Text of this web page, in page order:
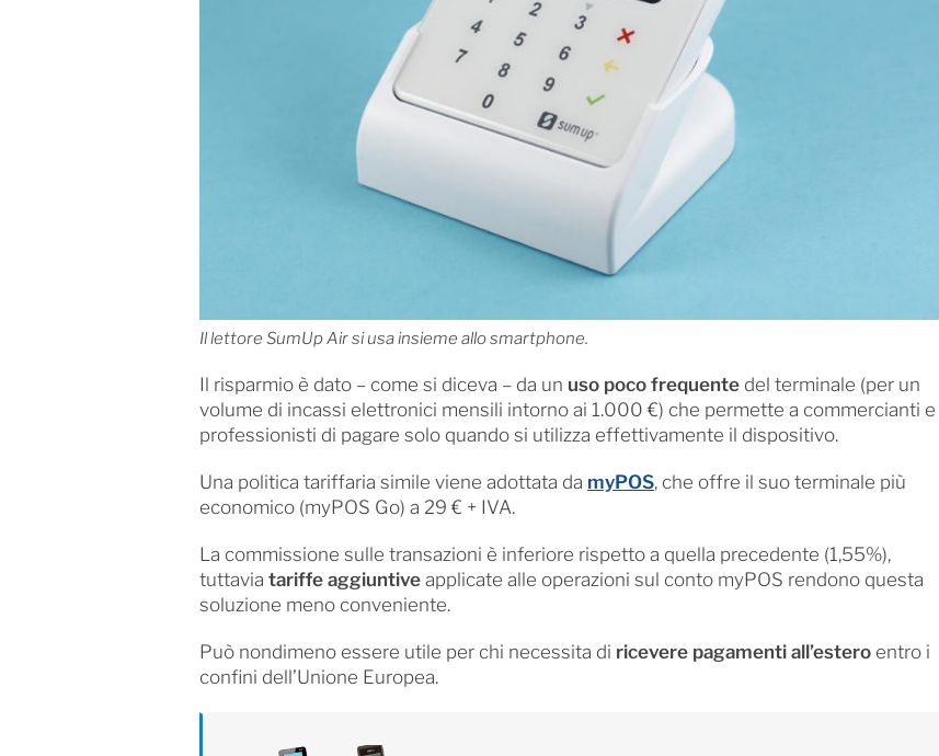
Il lettore SumUp Air si usa insieme allo smartphone.
Il risparmio è dato – come si diceva – da un uso poco frequentedel terminale (per un
volume di incassi elettronici mensili intorno ai 1.000 €) che permette a commercianti e
professionisti di pagare solo quando si utilizza effettivamente il dispositivo.
Una politica tariffaria simile viene adottata da myPOS, che offre il suo terminale più
economico (myPOS Go) a 29 € + IVA.
La commissione sulle transazioni è inferiore rispetto a quella precedente (1,55%),
tuttavia tariffe aggiuntiveapplicate alle operazioni sul conto myPOS rendono questa
soluzione meno conveniente.
Può nondimeno essere utile per chi necessita di ricevere pagamenti all’esteroentro i
confini dell’Unione Europea.